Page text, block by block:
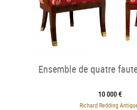
Ensemble de quatre
10 000 €
Richard Redding